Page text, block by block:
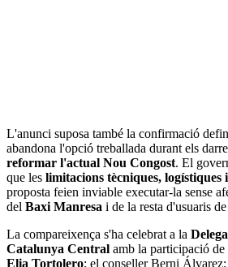
L'anunci suposa també la confirmació
abandona l'opció treballada durant els
reformar l'actual Nou Congost. El
que les limitacions tècniques, logístiques
proposta feien inviable executar-la sense
del Baxi Manresa i de la resta d'usuaris
La compareixença s'ha celebrat a la
Catalunya Central amb la participació
Elia Tortolero; el conseller Berni